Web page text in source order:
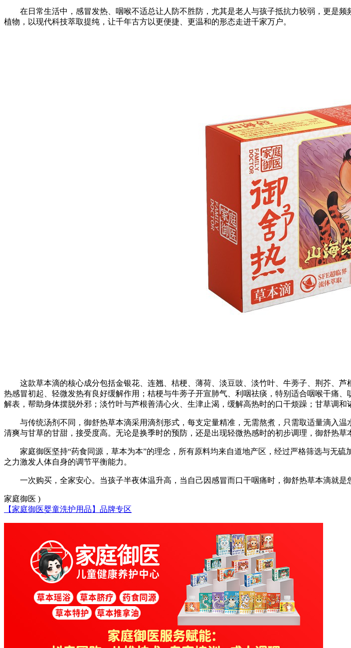
在日常生活中，感冒发热、咽喉不适总让人防不胜防，尤其是老人与孩子抵抗力较弱，更是频
植物，以现代科技萃取提纯，让千年古方以更便捷、更温和的形态走进千家万户。
这款草本滴的核心成分包括金银花、连翘、桔梗、薄荷、淡豆豉、淡竹叶、牛蒡子、荆芥、
热感冒初起、轻微发热有良好缓解作用；桔梗与牛蒡子开宣肺气、利咽祛痰，特别适合咽喉干痛
解表，帮助身体摆脱外邪；淡竹叶与芦根善清心火、生津止渴，缓解高热时的口干烦躁；甘草调和
与传统汤剂不同，御舒热草本滴采用滴剂形式，每支定量精准，无需熬煮，只需取适量滴入
清爽与甘草的甘甜，接受度高。无论是换季时的预防，还是出现轻微热感时的初步调理，御舒热草
家庭御医坚持“药食同源，草本为本”的理念，所有原料均来自道地产区，经过严格筛选与无
之力激发人体自身的调节平衡能力。
一次购买，全家安心。当孩子半夜体温升高，当自己因感冒而口干咽痛时，御舒热草本滴就
家庭御医 )
【家庭御医婴童洗护用品】品牌专区